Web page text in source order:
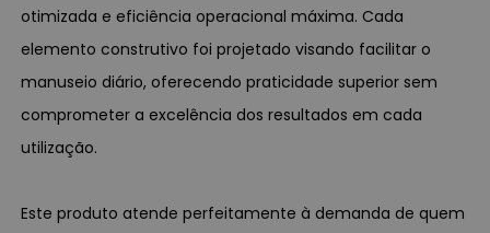
otimizada e eficiência operacional máxima. Cada
elemento construtivo foi projetado visando facilitar o
manuseio diário, oferecendo praticidade superior sem
comprometer a excelência dos resultados em cada
utilização.
Este produto atende perfeitamente à demanda de quem